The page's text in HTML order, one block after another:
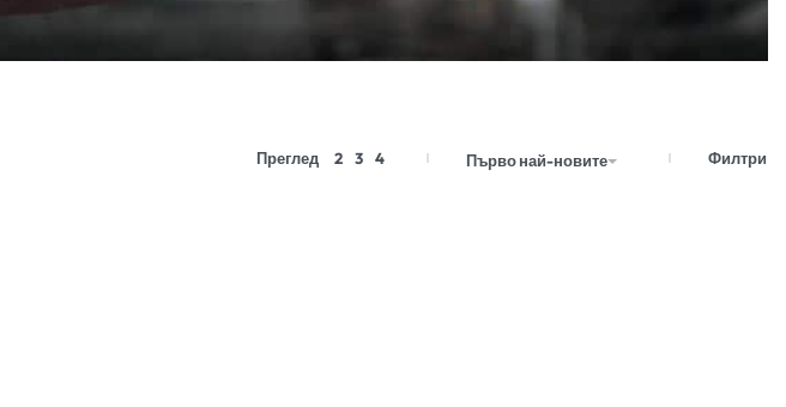
Преглед 2 3 4 Първо най-новите Филтри